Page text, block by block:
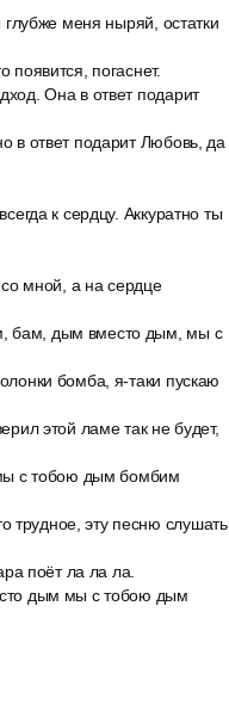
меня ныряй, остатки
погаснет.
Она в ответ подарит
в ответ подарит Любовь, да
к сердцу. Аккуратно ты
мной, а на сердце
бам, дым вместо дым, мы с
бомба, я-таки пускаю
этой ламе так не будет,
с тобою дым бомбим
трудное, эту песню слушать
поёт ла ла ла.
дым мы с тобою дым